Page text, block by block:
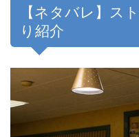
【ネタバレ】ス
り紹介